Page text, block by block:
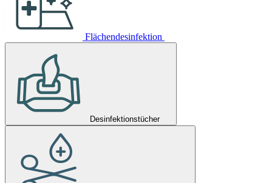
Flächendesinfektion
Desinfektionstücher